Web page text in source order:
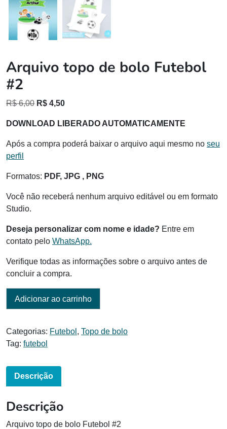
Arquivo topo de bolo Futebol
#2
R$6,00 O
original
R$ 4,50O
atual
DOWNLOAD LIBERADO AUTOMATICAMENTE
Após a compra poderá baixar o arquivo aqui mesmo no seu
perfil
Formatos: PDF, JPG , PNG
Você não receberá nenhum arquivo editável ou em formato
Studio.
Deseja personalizar com nome e idade? Entre em
contato pelo WhatsApp.
Verifique todas as informações sobre o arquivo antes de
concluir a compra.
Adicionar ao carrinho
Categorias: Futebol , Topo de bolo
Tag: futebol
Descrição
Descrição
Arquivo topo de bolo Futebol #2